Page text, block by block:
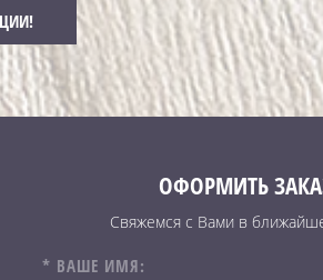
ОФОРМИТЬ
Свяжемся с Вами в